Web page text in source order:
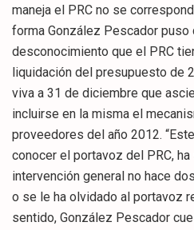
maneja el PRC no se
forma González Pescador puso
desconocimiento que el PRC
liquidación del presupuesto de
viva a 31 de diciembre que
incluirse en la misma el
proveedores del año 2012.
conocer el portavoz del PRC,
intervención general no hace
o se le ha olvidado al portavoz
sentido, González Pescador